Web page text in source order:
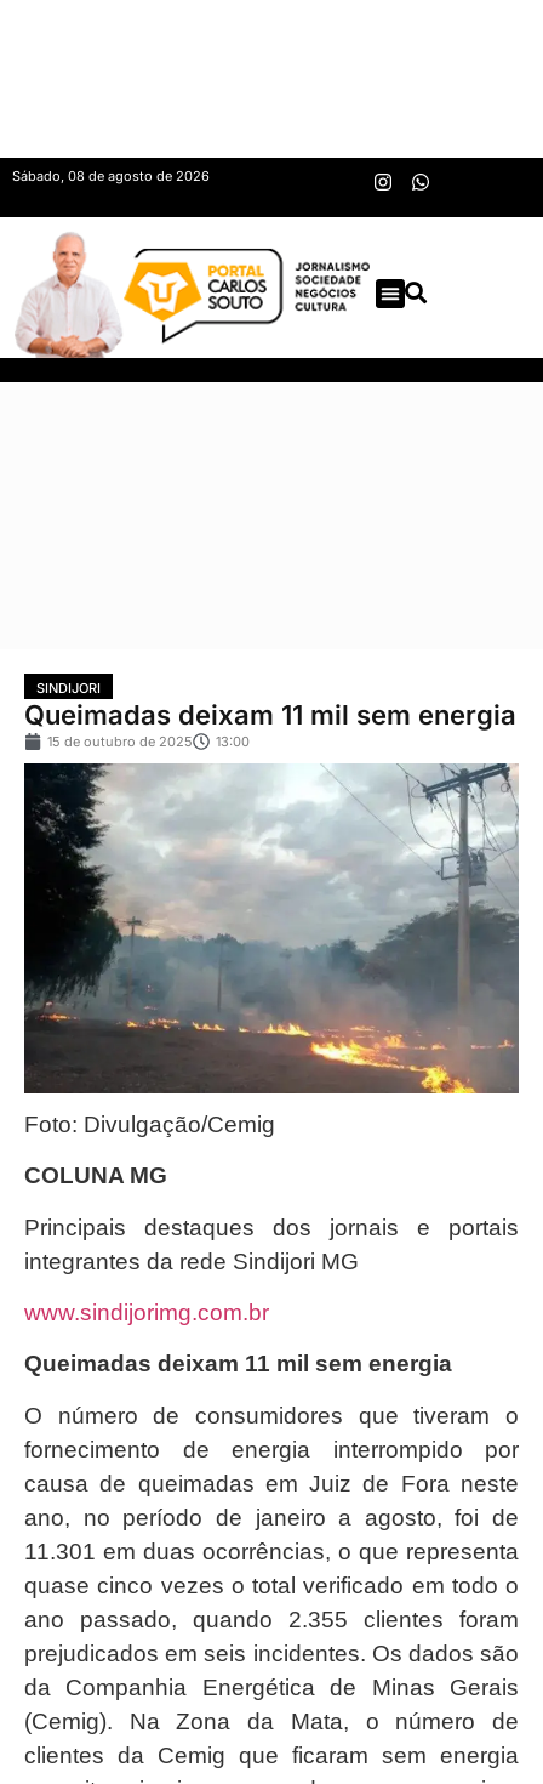
Sábado, 08 de agosto de 2026
SINDIJORI
Queimadas deixam 11 mil sem energia
15 de outubro de 2025 13:00
Foto: Divulgação/Cemig
COLUNA MG
Principais destaques dos jornais e portais
integrantes da rede Sindijori MG
www.sindijorimg.com.br
Queimadas deixam 11 mil sem energia
O número de consumidores que tiveram o
fornecimento de energia interrompido por
causa de queimadas em Juiz de Fora neste
ano, no período de janeiro a agosto, foi de
11.301 em duas ocorrências, o que representa
quase cinco vezes o total verificado em todo o
ano passado, quando 2.355 clientes foram
prejudicados em seis incidentes. Os dados são
da Companhia Energética de Minas Gerais
(Cemig). Na Zona da Mata, o número de
clientes da Cemig que ficaram sem energia